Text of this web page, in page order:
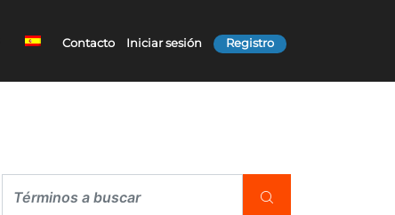
Contacto Iniciar sesión Registro